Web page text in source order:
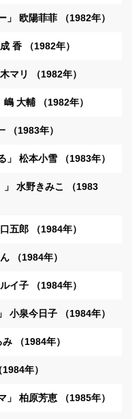
」 欧陽菲菲 （1982年）
香 （1982年）
マリ （1982年）
大輔 （1982年）
（1983年）
」 松本小雪 （1983年）
」 水野きみこ （1983
五郎 （1984年）
（1984年）
イ子 （1984年）
小泉今日子 （1984年）
（1984年）
年）
」 柏原芳恵 （1985年）